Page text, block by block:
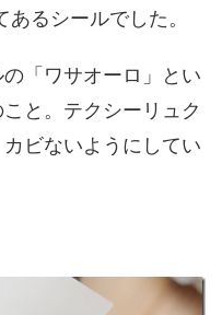
あるシールでした。
「ワサオーロ」とい
と。テクシーリュク
ビないようにしてい